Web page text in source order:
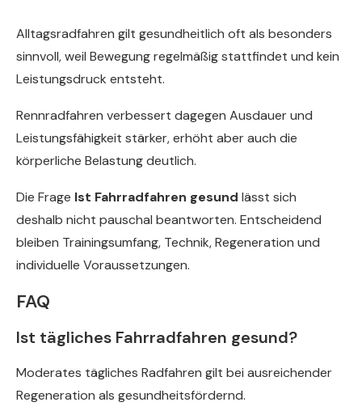
Alltagsradfahren gilt gesundheitlich oft als besonders
sinnvoll, weil Bewegung regelmäßig stattfindet und kein
Leistungsdruck entsteht.
Rennradfahren verbessert dagegen Ausdauer und
Leistungsfähigkeit stärker, erhöht aber auch die
körperliche Belastung deutlich.
Die Frage Ist Fahrradfahren gesund lässt sich
deshalb nicht pauschal beantworten. Entscheidend
bleiben Trainingsumfang, Technik, Regeneration und
individuelle Voraussetzungen.
FAQ
Ist tägliches Fahrradfahren gesund?
Moderates tägliches Radfahren gilt bei ausreichender
Regeneration als gesundheitsfördernd.